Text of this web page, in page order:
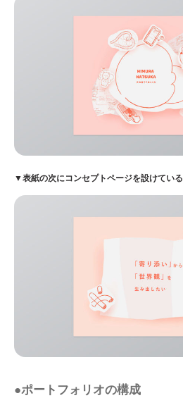
▼表紙の次にコンセプトページを設けている
●ポートフォリオの構成